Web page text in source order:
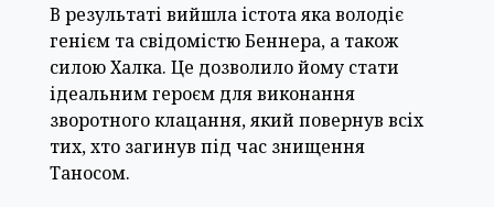
В результаті вийшла істота яка володіє
генієм та свідомістю Беннера, а також
силою Халка. Це дозволило йому стати
ідеальним героєм для виконання
зворотного клацання, який повернув всіх
тих, хто загинув під час знищення
Таносом.